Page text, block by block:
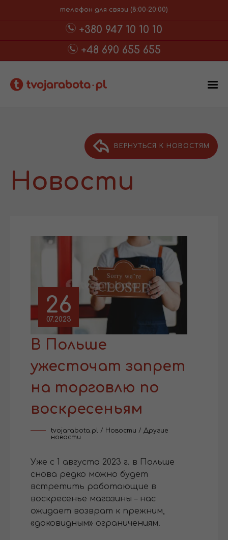
телефон для связи (8:00-20:00)
+380 947 10 10 10
+48 690 655 655
ВЕРНУТЬСЯ К НОВОСТЯМ
Новости
26
07.2023
В Польше
ужесточат запрет
на торговлю по
воскресеньям
tvojarabota.pl / Новости / Другие
новости
Уже с 1 августа 2023 г. в Польше
снова редко можно будет
встретить работающие в
воскресенье магазины – нас
ожидает возврат к прежним,
«доковидным» ограничениям.